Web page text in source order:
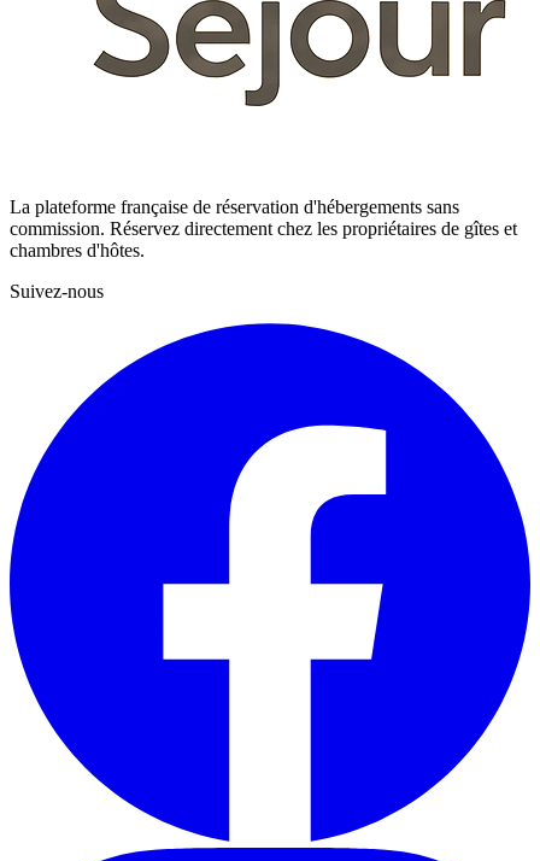
La plateforme française de réservation d'hébergements sans
commission. Réservez directement chez les propriétaires de gîtes et
chambres d'hôtes.
Suivez-nous